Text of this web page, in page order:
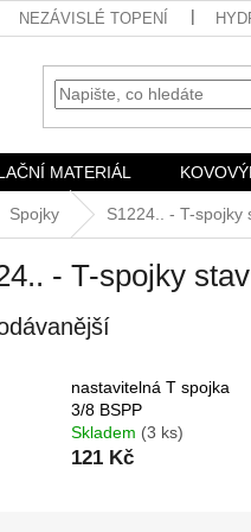
NEZÁVISLÉ TOPENÍ
MATERIÁL
Spojky S1224.. - T-spojky
- T-spojky
nastavitelná T spojka
3/8 BSPP
Skladem (3 ks)
121 Kč